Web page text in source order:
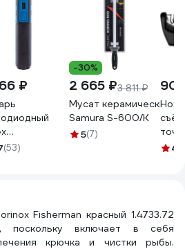
₽
(53)
-30%
2 665 ₽3 811 ₽
Мусат керамический
Samura S-600/K
5(7)
4.9
Fisherman красный 1.4733.72
поскольку включает в себя
крючка и чистки рыбы.